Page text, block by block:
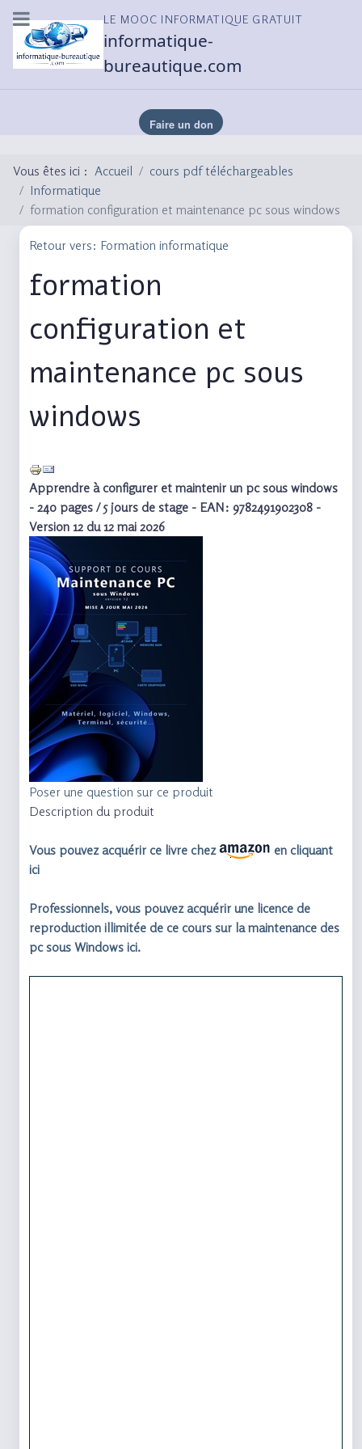
LE MOOC INFORMATIQUE GRATUIT
informatique-
bureautique.com
Vous êtes ici : Accueil
cours pdf téléchargeables
Informatique
formation configuration et maintenance pc sous windows
Retour vers: Formation informatique
formation
configuration et
maintenance pc sous
windows
Apprendre à configurer et maintenir un pc sous windows
- 240 pages / 5 jours de stage - EAN: 9782491902308 -
Version 12 du 12 mai 2026
Poser une question sur ce produit
Description du produit
Vous pouvez acquérir ce livre chez
en cliquant
ici
Professionnels, vous pouvez acquérir une licence de
reproduction illimitée de ce cours sur la maintenance des
pc sous Windows ici.